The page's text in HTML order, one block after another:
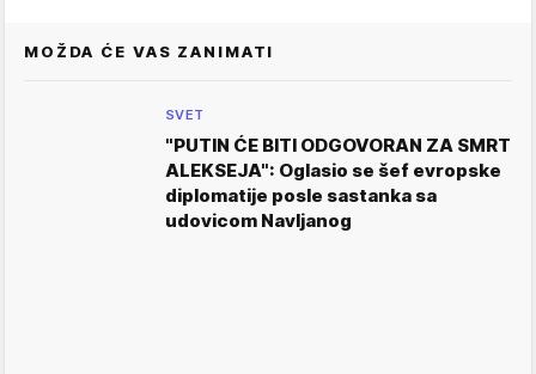
MOŽDA ĆE VAS ZANIMATI
SVET
"PUTIN ĆE BITI ODGOVORAN ZA SMRT
ALEKSEJA": Oglasio se šef evropske
diplomatije posle sastanka sa
udovicom Navljanog